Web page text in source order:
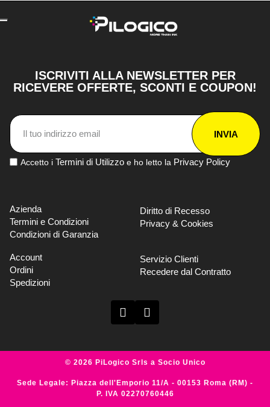
ISCRIVITI ALLA NEWSLETTER PER
RICEVERE OFFERTE, SCONTI E COUPON!
INVIA
Accetto i Termini di Utilizzo e ho letto la Privacy Policy
Azienda
Termini e Condizioni
Condizioni di Garanzia
Diritto di Recesso
Privacy & Cookies
Account
Ordini
Spedizioni
Servizio Clienti
Recedere dal Contratto
© 2026 PiLogico Srls a Socio Unico
Sede Legale: Piazza dell'Emporio 11/A - 00153 Roma (RM) -
P. IVA 02270760446